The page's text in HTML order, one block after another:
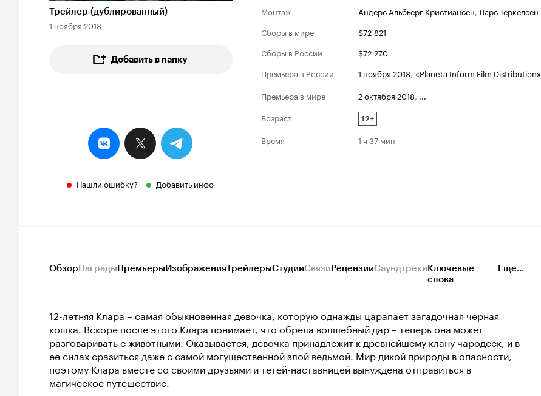
Длительность 2 мин
Трейлер (дублированный)
1 ноября 2018
Добавить в папку
Нашли ошибку? Добавить инфо
Монтаж
Андерс Альбьерг Кристиансен, Ларс Теркелсен
Сборы в мире
$72 821
Сборы в России
$72 270
Премьера в России
1 ноября 2018, «Planeta Inform Film Distribution»
Премьера в мире
2 октября 2018
Возраст
12+
Время 1 ч 37 мин
ОбзорНаградыПремьерыИзображенияТрейлерыСтудииСвязиРецензииСаундтрекиКлючевые
слова
Еще...
12-летняя Клара – самая обыкновенная девочка, которую однажды царапает загадочная черная
кошка. Вскоре после этого Клара понимает, что обрела волшебный дар – теперь она может
разговаривать с животными. Оказывается, девочка принадлежит к древнейшему клану чародеек, и в
ее силах сразиться даже с самой могущественной злой ведьмой. Мир дикой природы в опасности,
поэтому Клара вместе со своими друзьями и тетей-наставницей вынуждена отправиться в
магическое путешествие.